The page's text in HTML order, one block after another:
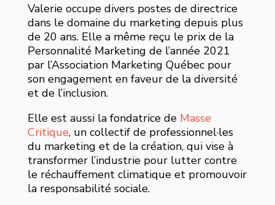
Valerie occupe divers postes de directrice
dans le domaine du marketing depuis plus
de 20 ans. Elle a même reçu le prix de la
Personnalité Marketing de l’année 2021
par l’Association Marketing Québec pour
son engagement en faveur de la diversité
et de l’inclusion.
Elle est aussi la fondatrice de Masse
Critique, un collectif de professionnel·les
du marketing et de la création, qui vise à
transformer l’industrie pour lutter contre
le réchauffement climatique et promouvoir
la responsabilité sociale.